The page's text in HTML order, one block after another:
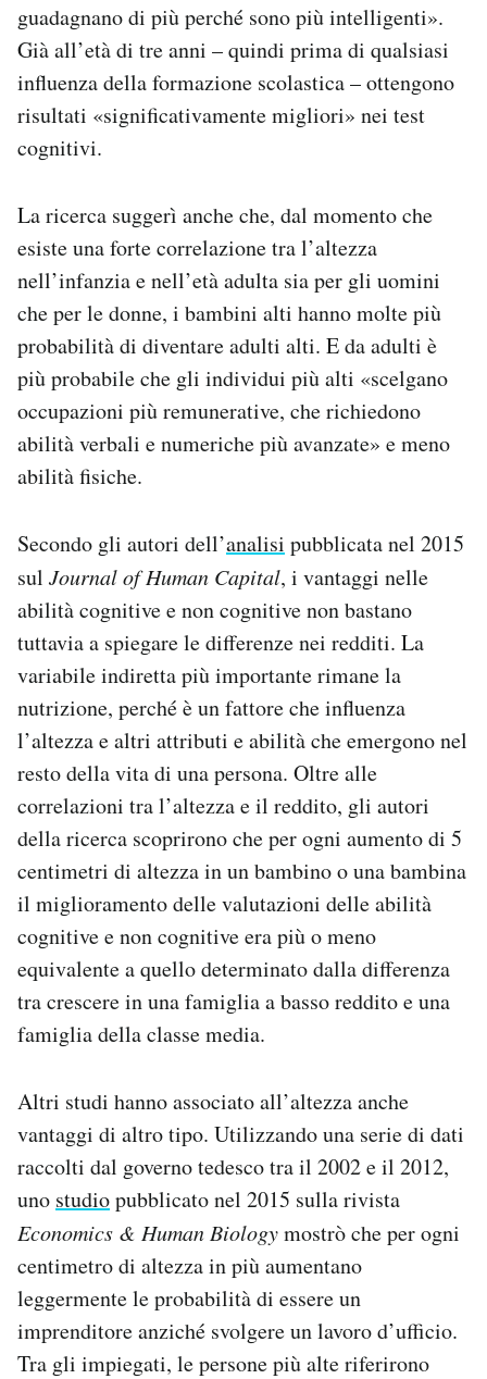
guadagnano di più perché sono più intelligenti».
Già all’età di tre anni – quindi prima di qualsiasi
influenza della formazione scolastica – ottengono
risultati «significativamente migliori» nei test
cognitivi.
La ricerca suggerì anche che, dal momento che
esiste una forte correlazione tra l’altezza
nell’infanzia e nell’età adulta sia per gli uomini
che per le donne, i bambini alti hanno molte più
probabilità di diventare adulti alti. E da adulti è
più probabile che gli individui più alti «scelgano
occupazioni più remunerative, che richiedono
abilità verbali e numeriche più avanzate» e meno
abilità fisiche.
Secondo gli autori dell’analisi pubblicata nel 2015
sul Journal of Human Capital, i vantaggi nelle
abilità cognitive e non cognitive non bastano
tuttavia a spiegare le differenze nei redditi. La
variabile indiretta più importante rimane la
nutrizione, perché è un fattore che influenza
l’altezza e altri attributi e abilità che emergono nel
resto della vita di una persona. Oltre alle
correlazioni tra l’altezza e il reddito, gli autori
della ricerca scoprirono che per ogni aumento di 5
centimetri di altezza in un bambino o una bambina
il miglioramento delle valutazioni delle abilità
cognitive e non cognitive era più o meno
equivalente a quello determinato dalla differenza
tra crescere in una famiglia a basso reddito e una
famiglia della classe media.
Altri studi hanno associato all’altezza anche
vantaggi di altro tipo. Utilizzando una serie di dati
raccolti dal governo tedesco tra il 2002 e il 2012,
uno studiopubblicato nel 2015 sulla rivista
Economics & Human Biologymostrò che per ogni
centimetro di altezza in più aumentano
leggermente le probabilità di essere un
imprenditore anziché svolgere un lavoro d’ufficio.
Tra gli impiegati, le persone più alte riferirono